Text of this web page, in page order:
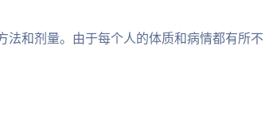
和剂量。由于每个人的体质和病情都有所不